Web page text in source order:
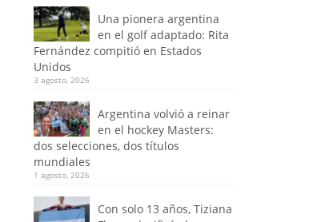
Una pionera argentina
en el golf adaptado: Rita
Fernández compitió en Estados
Unidos
3 agosto, 2026
Argentina volvió a reinar
en el hockey Masters:
dos selecciones, dos títulos
mundiales
1 agosto, 2026
Con solo 13 años, Tiziana